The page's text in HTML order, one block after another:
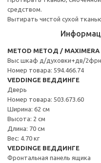
средством.
Вытирать чистой сухой
METOD МЕТОД /
Выс шкаф д/духовки+дв/
Номер товара: 594.466.74
VEDDINGE ВЕДДИНГЕ
Дверь
Номер товара: 503.673.60
Ширина: 62 см
Высота: 2 см
Длина: 70 см
Вес: 4.70 кг
VEDDINGE ВЕДДИНГЕ
Фронтальная панель ящика